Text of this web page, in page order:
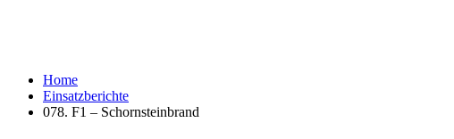
Home
Einsatzberichte
078. F1 – Schornsteinbrand